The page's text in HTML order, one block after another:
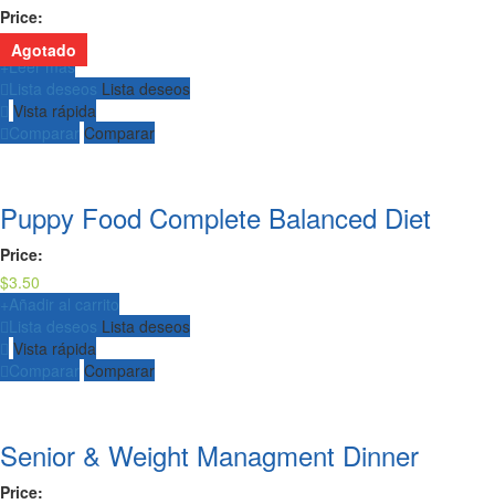
Agotado
Price:
12.00
+Leer más
Lista deseos Lista deseos
Vista rápida
Comparar Comparar
Puppy Food Complete Balanced Diet
Price:
$3.50
+ Añadir al carrito
Lista deseos Lista deseos
Vista rápida
Comparar Comparar
Senior & Weight Managment Dinner
Price: